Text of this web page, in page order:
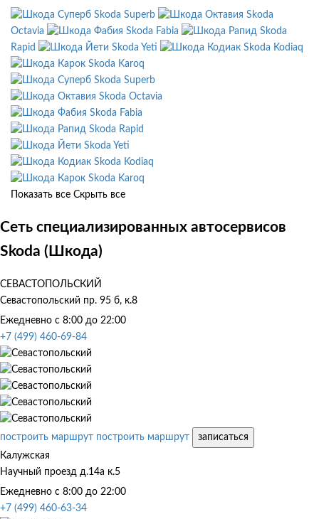
Skoda Superb
Skoda
Octavia
Skoda Fabia
Skoda
Rapid
Skoda Yeti
Skoda Kodiaq
Skoda Karoq
Skoda Superb
Skoda Octavia
Skoda Fabia
Skoda Rapid
Skoda Yeti
Skoda Kodiaq
Skoda Karoq
Показать все Скрыть все
Сеть специализированных автосервисов
Skoda (Шкода)
СЕВАСТОПОЛЬСКИЙ
Севастопольский пр. 95 б, к.8
Ежедневно с 8:00 до 22:00
+7 (499) 460-69-84
построить маршрут построить маршрут
записаться
Калужская
Научный проезд д.14а к.5
Ежедневно с 8:00 до 22:00
+7 (499) 460-63-34